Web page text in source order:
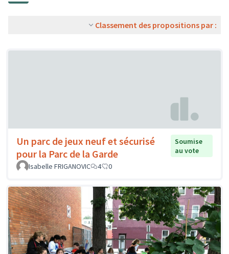
Classement des propositions par :
Un parc de jeux neuf et sécurisé
pour la Parc de la Garde
Soumise
au vote
Isabelle FRIGANOVIC
4 0